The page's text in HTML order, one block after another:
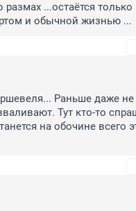
размах ...остаётся
и обычной жизнью ...
Раньше даже не
Тут кто-то
на обочине всего